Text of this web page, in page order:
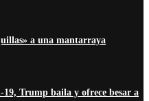
a una mantarraya
Trump baila y ofrece besar a